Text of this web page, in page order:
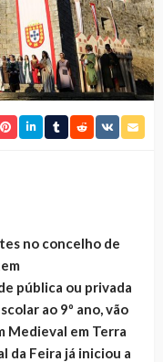
no concelho de
pública ou privada
ao 9º ano, vão
Medieval em Terra
da Feira já iniciou a